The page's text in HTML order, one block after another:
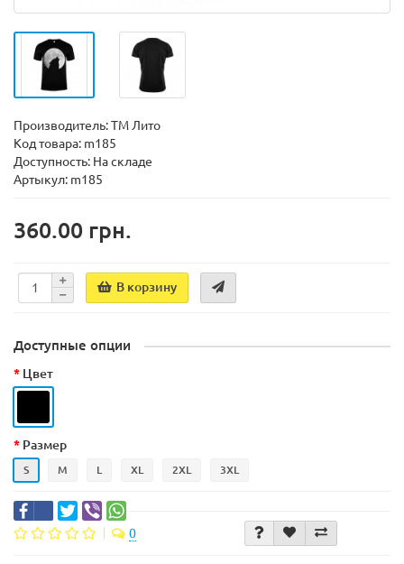
Производитель:ТМ Лито
Код товара: m185
Доступность: На складе
Артыкул: m185
360.00 грн.
В корзину
Доступные опции
Цвет
Размер
S M L XL 2XL 3XL
0